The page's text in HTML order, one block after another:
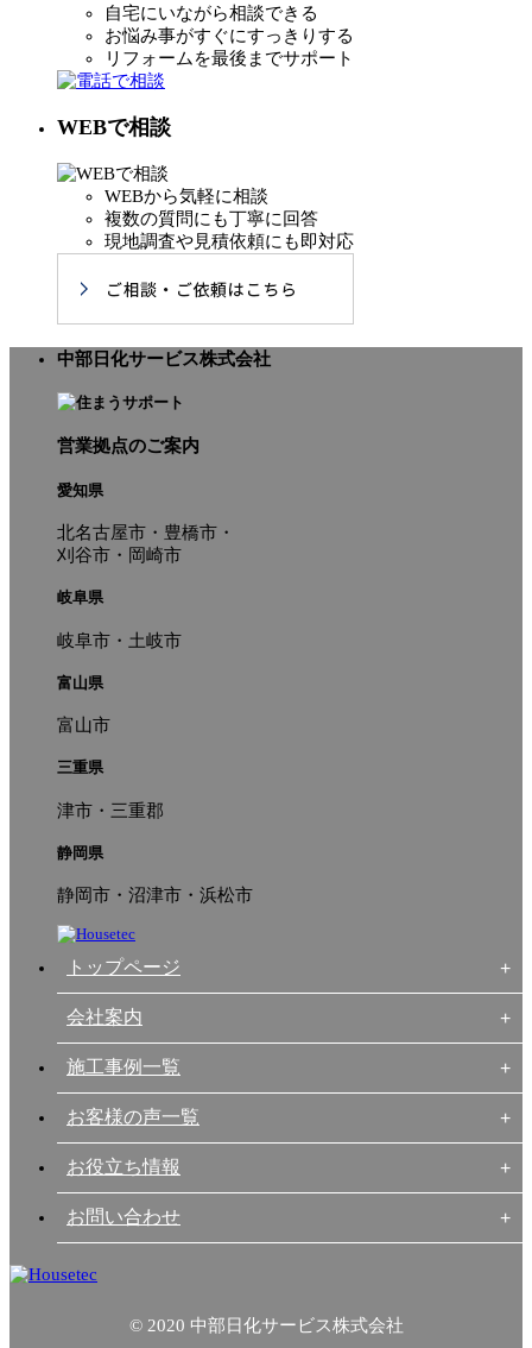
自宅にいながら相談できる
お悩み事がすぐにすっきりする
リフォームを最後までサポート
WEBで相談
WEBから気軽に相談
複数の質問にも丁寧に回答
現地調査や見積依頼にも即対応
中部日化サービス株式会社
営業拠点のご案内
愛知県
北名古屋市・豊橋市・
刈谷市・岡崎市
岐阜県
岐阜市・土岐市
富山県
富山市
三重県
津市・三重郡
静岡県
静岡市・沼津市・浜松市
トップページ
会社案内
施工事例一覧
お客様の声一覧
お役立ち情報
お問い合わせ
© 2020 中部日化サービス株式会社